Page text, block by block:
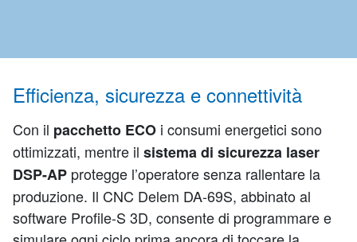
Efficienza, sicurezza e connettività
Con il pacchetto ECO i consumi energetici sono
ottimizzati, mentre il sistema di sicurezza laser
DSP-AP protegge l’operatore senza rallentare la
produzione. Il CNC Delem DA-69S, abbinato al
software Profile-S 3D, consente di programmare e